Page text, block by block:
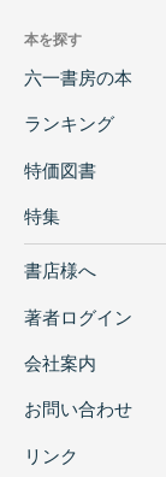
本を探す
六一書房の本
ランキング
特価図書
特集
書店様へ
著者ログイン
会社案内
お問い合わせ
リンク